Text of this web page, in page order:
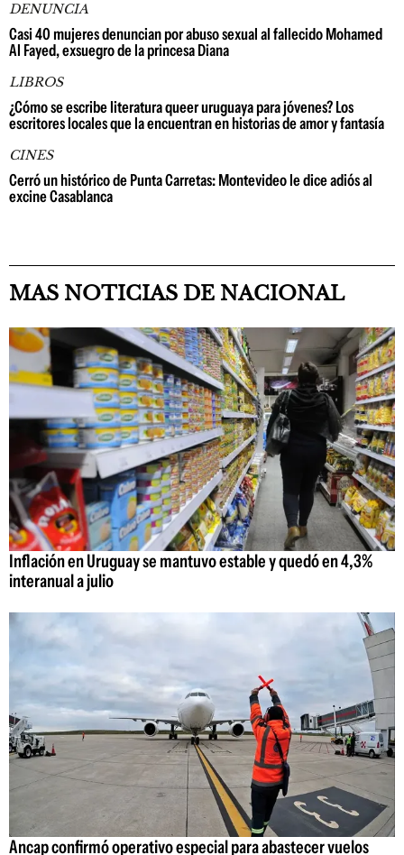
DENUNCIA
Casi 40 mujeres denuncian por abuso sexual al fallecido Mohamed
Al Fayed, exsuegro de la princesa Diana
LIBROS
¿Cómo se escribe literatura queer uruguaya para jóvenes? Los
escritores locales que la encuentran en historias de amor y fantasía
CINES
Cerró un histórico de Punta Carretas: Montevideo le dice adiós al
excine Casablanca
MAS NOTICIAS DE NACIONAL
Inflación en Uruguay se mantuvo estable y quedó en 4,3%
interanual a julio
Ancap confirmó operativo especial para abastecer vuelos